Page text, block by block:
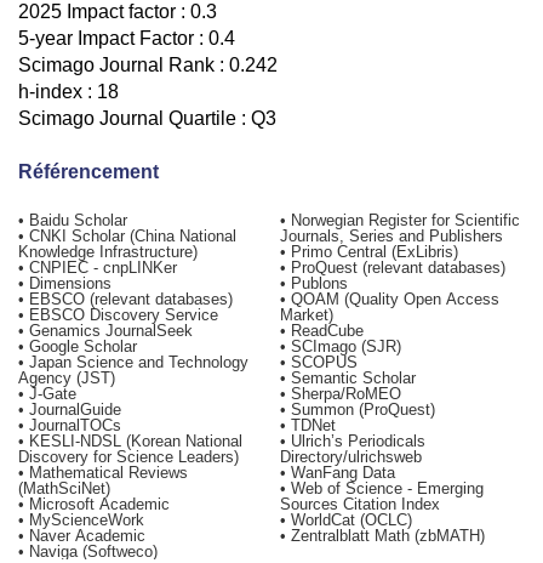
2025 Impact factor : 0.3
5-year Impact Factor : 0.4
Scimago Journal Rank : 0.242
h-index : 18
Scimago Journal Quartile : Q3
Référencement
• Baidu Scholar
• CNKI Scholar (China National
Knowledge Infrastructure)
• CNPIEC - cnpLINKer
• Dimensions
• EBSCO (relevant databases)
• EBSCO Discovery Service
• Genamics JournalSeek
• Google Scholar
• Japan Science and Technology
Agency (JST)
• J-Gate
• JournalGuide
• JournalTOCs
• KESLI-NDSL (Korean National
Discovery for Science Leaders)
• Mathematical Reviews
(MathSciNet)
• Microsoft Academic
• MyScienceWork
• Naver Academic
• Naviga (Softweco)
• Norwegian Register for Scientific
Journals, Series and Publishers
• Primo Central (ExLibris)
• ProQuest (relevant databases)
• Publons
• QOAM (Quality Open Access
Market)
• ReadCube
• SCImago (SJR)
• SCOPUS
• Semantic Scholar
• Sherpa/RoMEO
• Summon (ProQuest)
• TDNet
• Ulrich’s Periodicals
Directory/ulrichsweb
• WanFang Data
• Web of Science - Emerging
Sources Citation Index
• WorldCat (OCLC)
• Zentralblatt Math (zbMATH)